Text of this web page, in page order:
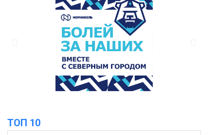
В Норильске лыжную базу «Оль-Гуль»
закрыли из-за появления медведя
Барнаул обошёл Красноярск в
списке городов, откуда приехали
норильчане
ТОП 10